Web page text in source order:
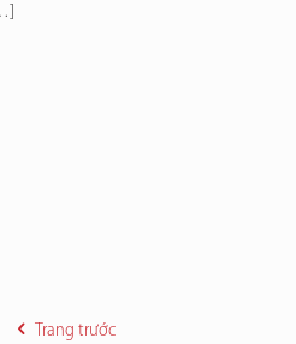
Trang trước